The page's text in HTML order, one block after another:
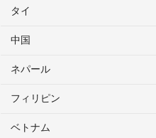
タイ
中国
ネパール
フィリピン
ベトナム